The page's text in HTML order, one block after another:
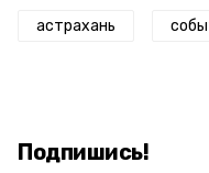
астрахань
Подпишись!